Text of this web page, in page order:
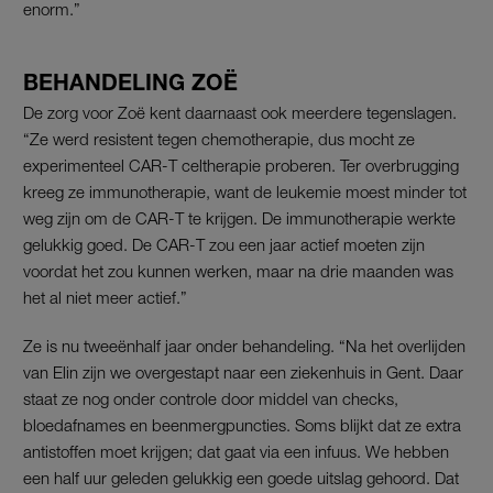
enorm.”
BEHANDELING ZOË
De zorg voor Zoë kent daarnaast ook meerdere tegenslagen.
“Ze werd resistent tegen chemotherapie, dus mocht ze
experimenteel CAR-T celtherapie proberen. Ter overbrugging
kreeg ze immunotherapie, want de leukemie moest minder tot
weg zijn om de CAR-T te krijgen. De immunotherapie werkte
gelukkig goed. De CAR-T zou een jaar actief moeten zijn
voordat het zou kunnen werken, maar na drie maanden was
het al niet meer actief.”
Ze is nu tweeënhalf jaar onder behandeling. “Na het overlijden
van Elin zijn we overgestapt naar een ziekenhuis in Gent. Daar
staat ze nog onder controle door middel van checks,
bloedafnames en beenmergpuncties. Soms blijkt dat ze extra
antistoffen moet krijgen; dat gaat via een infuus. We hebben
een half uur geleden gelukkig een goede uitslag gehoord. Dat